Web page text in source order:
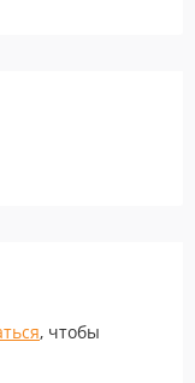
, чтобы